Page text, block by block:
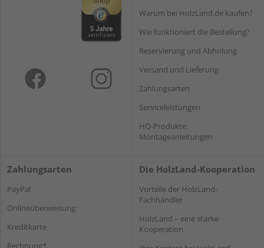
Warum bei HolzLand.de kaufen?
Wie funktioniert die Bestellung?
Reservierung und Abholung
Versand und Lieferung
Zahlungsarten
Serviceleistungen
HQ-Produkte:
Montageanleitungen
Zahlungsarten
PayPal
Onlineüberweisung
Kreditkarte
Rechnung*
Die HolzLand-Kooperation
Vorteile der HolzLand-
Fachhändler
HolzLand – eine starke
Kooperation